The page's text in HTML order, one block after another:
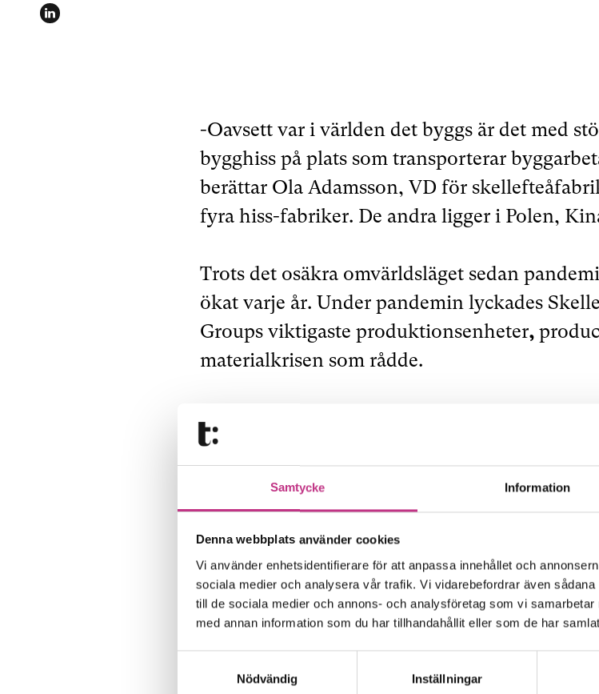
Samtycke Information
Denna webbplats använder cookies
Vi använder enhetsidentifierare för att anpassa innehållet och
sociala medier och analysera vår trafik. Vi vidarebefordrar även
till de sociala medier och annons- och analysföretag som vi
med annan information som du har tillhandahållit eller som de har
Nödvändig
Inställningar
-Oavsett var i världen det byggs är det med
bygghiss på plats som transporterar
berättar Ola Adamsson, VD för
fyra hiss-fabriker. De andra ligger i Polen,
Trots det osäkra omvärldsläget sedan
ökat varje år. Under pandemin lyckades
Groups viktigaste produktionsenheter,
materialkrisen som rådde.
-En stor del av ingående komponenter
det vi är bäst på. Vår höga interna
Även konjunkturmässigt kompletterar
industrihiss-divisioner varandra väl. Går
industrihissarna ut resultatet. På samma sätt
länder en stabilitet, om någon marknad
Alimak har även klarat tullarna i USA bra